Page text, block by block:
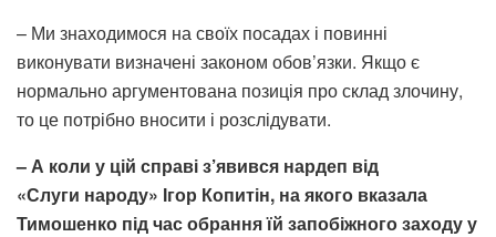
– Ми знаходимося на своїх посадах і повинні
виконувати визначені законом обов’язки. Якщо є
нормально аргументована позиція про склад злочину,
то це потрібно вносити і розслідувати.
– А коли у цій справі з’явився нардеп від
«Слуги народу» Ігор Копитін, на якого вказала
Тимошенко під час обрання їй запобіжного заходу у